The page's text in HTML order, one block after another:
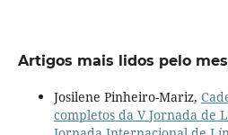
Artigos mais lidos pelo
Josilene Pinheiro-Mariz,
completos da V Jornada de